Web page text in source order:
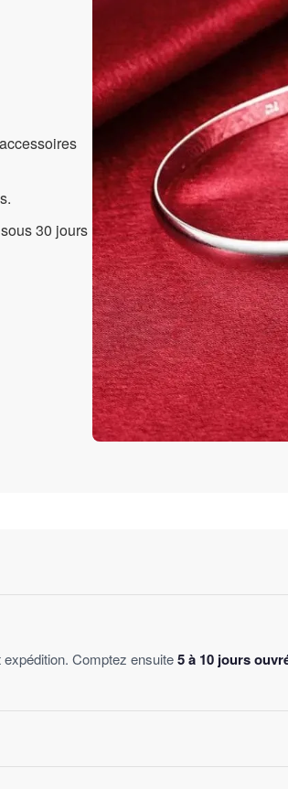
30 jours
expédition. Comptez ensuite5 à 10 jours